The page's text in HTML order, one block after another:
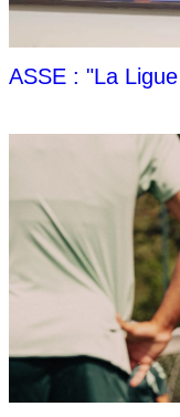
ASSE : "La